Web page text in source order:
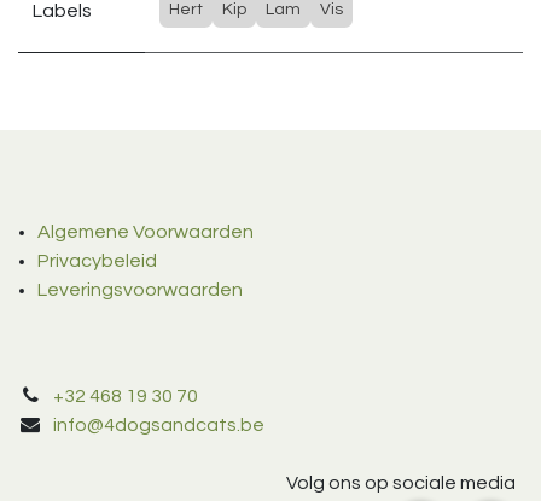
Labels Hert Kip Lam Vis
Algemene Voorwaarden
Privacybeleid
Leveringsvoorwaarden
+32 468 19 30 70
info@4dogsandcats.be
Volg ons op sociale media